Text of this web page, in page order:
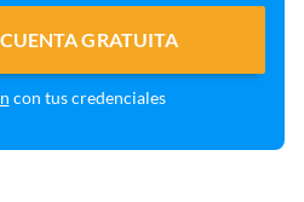
GRATUITA
con tus credenciales